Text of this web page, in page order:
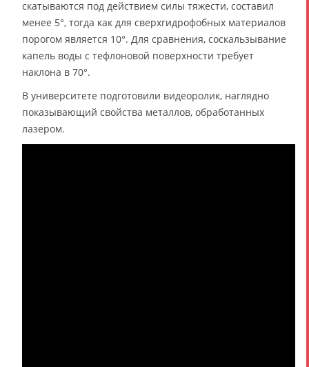
скатываются под действием силы тяжести, составил
менее 5°, тогда как для сверхгидрофобных материалов
порогом является 10°. Для сравнения, соскальзывание
капель воды с тефлоновой поверхности требует
наклона в 70°.
В университете подготовили видеоролик, наглядно
показывающий свойства металлов, обработанных
лазером.